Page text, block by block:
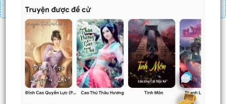
101,102,103 sẽ không phải ấn mua.